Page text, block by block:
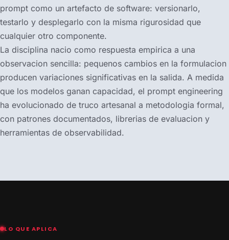
prompt como un artefacto de software: versionarlo,
testarlo y desplegarlo con la misma rigurosidad que
cualquier otro componente.
La disciplina nacio como respuesta empirica a una
observacion sencilla: pequenos cambios en la formulacion
producen variaciones significativas en la salida. A medida
que los modelos ganan capacidad, el prompt engineering
ha evolucionado de truco artesanal a metodologia formal,
con patrones documentados, librerias de evaluacion y
herramientas de observabilidad.
LO QUE APLICA